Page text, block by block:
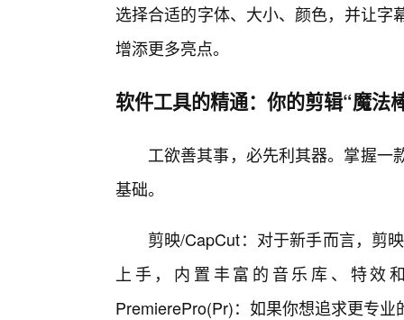
选择合适的字体、大小、颜色，并让
增添更多亮点。
软件工具的精通：你的剪辑“魔法
工欲善其事，必先利其器。掌握一
基础。
剪映/CapCut：对于新手而言，剪
上手，内置丰富的音乐库、特效
PremierePro(Pr)：如果你想追求更专